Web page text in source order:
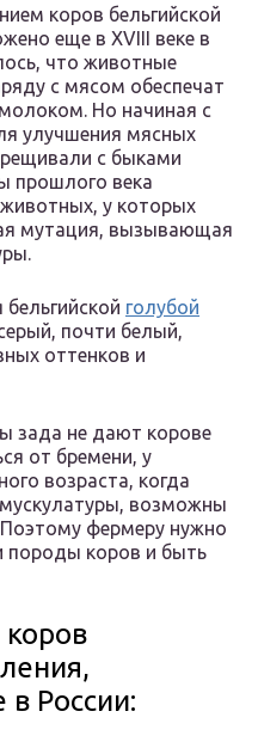
коров бельгийской
еще в XVIII веке в
что животные
с мясом обеспечат
Но начиная с
улучшения мясных
с быками
прошлого века
у которых
мутация, вызывающая
голубой
почти белый,
оттенков и
зада не дают корове
от бремени, у
возраста, когда
возможны
фермеру нужно
породы коров и быть
в России: